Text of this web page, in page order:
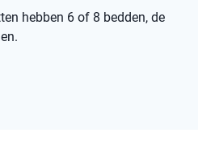
hebben 6 of 8 bedden, de